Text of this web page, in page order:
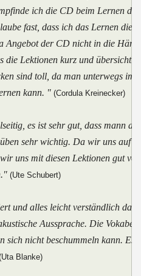
ich die CD beim Lernen
fast, dass ich das Lernen
Angebot der CD nicht in die
die Lektionen kurz und
sind toll, da man unterwegs
kann. "(Cordula Kreinecker)
es ist sehr gut, dass mann
sehr wichtig. Da wir uns auf
uns mit diesen Lektionen gut
(Ute Schubert)
und alles leicht verständlich
Aussprache. Die
sich nicht beschummeln kann. Es
Blanke)